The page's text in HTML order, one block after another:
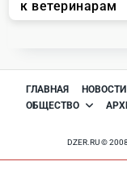
ГЛАВНАЯ НОВОСТИ
ОБЩЕСТВО
DZER.RU ©